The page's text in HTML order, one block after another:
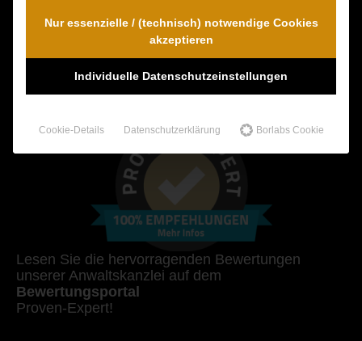
info@schmerzensgeld-spezialisten.de
Zum Kontaktformular
Lesen Sie die hervorragenden Bewertungen
unserer Anwaltskanzlei auf dem
Bewertungsportal
Proven-Expert!
Nur essenzielle / (technisch) notwendige Cookies
akzeptieren
Individuelle Datenschutzeinstellungen
Cookie-Details Datenschutzerklärung Borlabs Cookie